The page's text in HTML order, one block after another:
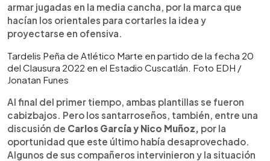
armar jugadas en la media cancha, por la marca que
hacían los orientales para cortarles la idea y
proyectarse en ofensiva.
Tardelis Peña de Atlético Marte en partido de la fecha 20
del Clausura 2022 en el Estadio Cuscatlán. Foto EDH /
Jonatan Funes
Al final del primer tiempo, ambas plantillas se fueron
cabizbajos. Pero los santarroseños, también, entre una
discusión de Carlos García y Nico Muñoz, por la
oportunidad que este último había desaprovechado.
Algunos de sus compañeros intervinieron y la situación